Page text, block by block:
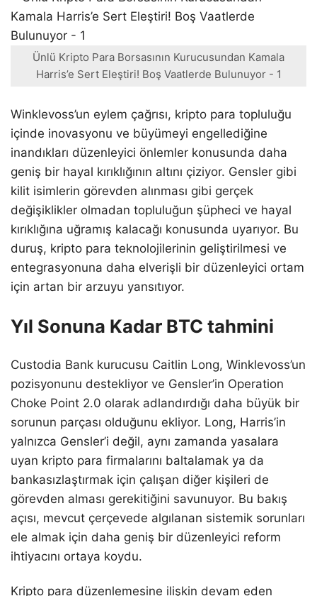
Ünlü Kripto Para Borsasının Kurucusundan Kamala
Harris’e Sert Eleştiri! Boş Vaatlerde Bulunuyor - 1
Winklevoss’un eylem çağrısı, kripto para topluluğu
içinde inovasyonu ve büyümeyi engellediğine
inandıkları düzenleyici önlemler konusunda daha
geniş bir hayal kırıklığının altını çiziyor. Gensler gibi
kilit isimlerin görevden alınması gibi gerçek
değişiklikler olmadan topluluğun şüpheci ve hayal
kırıklığına uğramış kalacağı konusunda uyarıyor. Bu
duruş, kripto para teknolojilerinin geliştirilmesi ve
entegrasyonuna daha elverişli bir düzenleyici ortam
için artan bir arzuyu yansıtıyor.
Yıl Sonuna Kadar BTC tahmini
Custodia Bank kurucusu Caitlin Long, Winklevoss’un
pozisyonunu destekliyor ve Gensler’in Operation
Choke Point 2.0 olarak adlandırdığı daha büyük bir
sorunun parçası olduğunu ekliyor. Long, Harris’in
yalnızca Gensler’i değil, aynı zamanda yasalara
uyan kripto para firmalarını baltalamak ya da
bankasızlaştırmak için çalışan diğer kişileri de
görevden alması gerekitiğini savunuyor. Bu bakış
açısı, mevcut çerçevede algılanan sistemik sorunları
ele almak için daha geniş bir düzenleyici reform
ihtiyacını ortaya koydu.
Kripto para düzenlemesine ilişkin devam eden